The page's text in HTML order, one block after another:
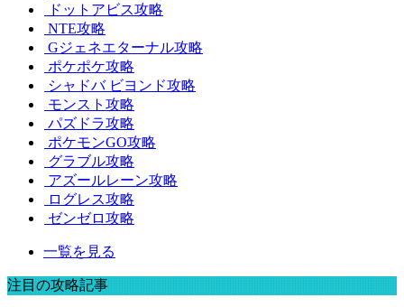
ドットアビス攻略
NTE攻略
Gジェネエターナル攻略
ポケポケ攻略
シャドバ ビヨンド攻略
モンスト攻略
パズドラ攻略
ポケモンGO攻略
グラブル攻略
アズールレーン攻略
ログレス攻略
ゼンゼロ攻略
一覧を見る
注目の攻略記事